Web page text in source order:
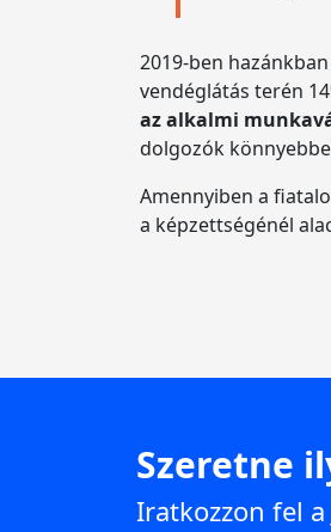
2019-ben
vendéglátás terén
az alkalmi
dolgozók
Amennyiben a
a képzettségénél
Szeretne
Iratkozzon fel